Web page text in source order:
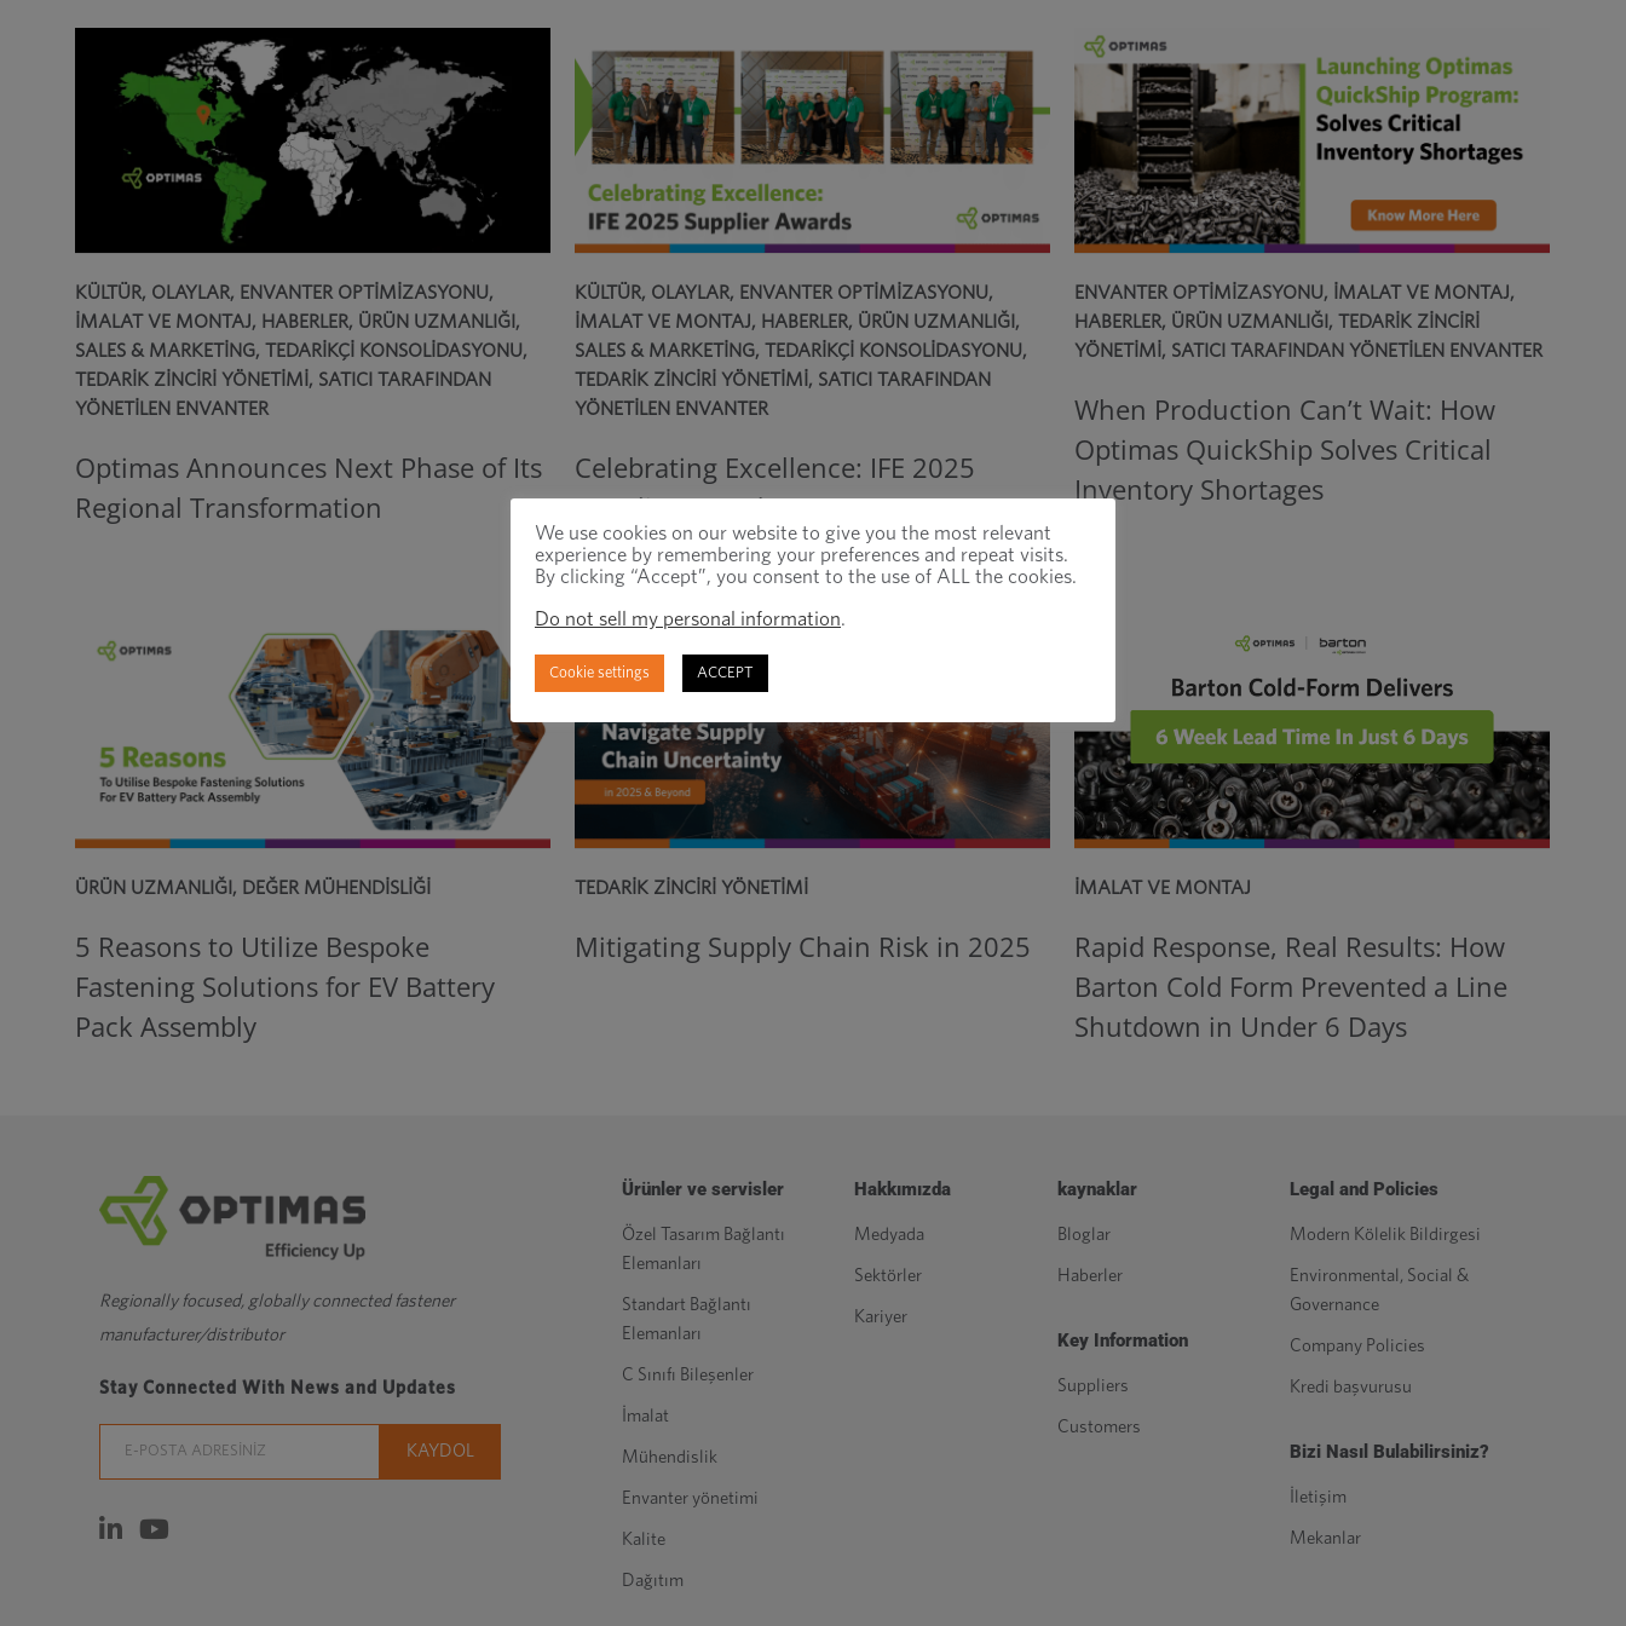
Optimas Announces Next Phase of Its
Regional Transformation
KÜLTÜR, OLAYLAR, ENVANTER OPTIMIZASYONU,
İMALAT VE MONTAJ, HABERLER, ÜRÜN UZMANLIĞI ,
SALES & MARKETING, TEDARIKÇI KONSOLIDASYONU,
TEDARIK ZINCIRI YÖNETIMI , SATICI TARAFINDAN
YÖNETILEN ENVANTER
Celebrating Excellence: IFE 2025
Supplier Awards
KÜLTÜR, OLAYLAR, ENVANTER OPTIMIZASYONU,
İMALAT VE MONTAJ, HABERLER, ÜRÜN UZMANLIĞI ,
SALES & MARKETING, TEDARIKÇI KONSOLIDASYONU,
TEDARIK ZINCIRI YÖNETIMI , SATICI TARAFINDAN
YÖNETILEN ENVANTER
When Production Can’t Wait: How
Optimas QuickShip Solves Critical
Inventory Shortages
ENVANTER OPTIMIZASYONU, İMALAT VE MONTAJ,
HABERLER, ÜRÜN UZMANLIĞI , TEDARIK ZINCIRI
YÖNETIMI , SATICI TARAFINDAN YÖNETILEN ENVANTER
5 Reasons to Utilize Bespoke
Fastening Solutions for EV Battery
Pack Assembly
ÜRÜN UZMANLIĞI , DEĞER MÜHENDISLIĞI
Mitigating Supply Chain Risk in 2025
TEDARIK ZINCIRI YÖNETIMI
Rapid Response, Real Results: How
Barton Cold Form Prevented a Line
Shutdown in Under 6 Days
İMALAT VE MONTAJ
Regionally focused, globally connected fastener
manufacturer/distributor
Stay Connected With News and Updates
Ürünler ve servisler
Özel Tasarım Bağlantı
Elemanları
Standart Bağlantı
Elemanları
C Sınıfı Bileşenler
İmalat
Mühendislik
Envanter yönetimi
Kalite
Dağıtım
Hakkımızda
Medyada
Sektörler
Kariyer
kaynaklar
Bloglar
Haberler
Key Information
Suppliers
Customers
Legal and Policies
Modern Kölelik Bildirgesi
Environmental, Social &
Governance
Company Policies
Kredi başvurusu
Bizi Nasıl Bulabilirsiniz?
İletişim
Mekanlar
We use cookies on our website to give you the most relevant
experience by remembering your preferences and repeat visits.
By clicking “Accept”, you consent to the use of ALL the cookies.
Do not sell my personal information.
Cookie settings ACCEPT